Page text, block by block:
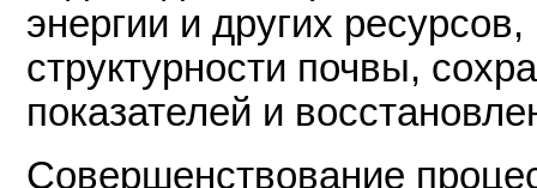
энергии и других
структурности почвы,
показателей и
Совершенствование